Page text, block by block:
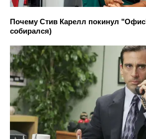
Почему Стив Карелл покинул
собирался)